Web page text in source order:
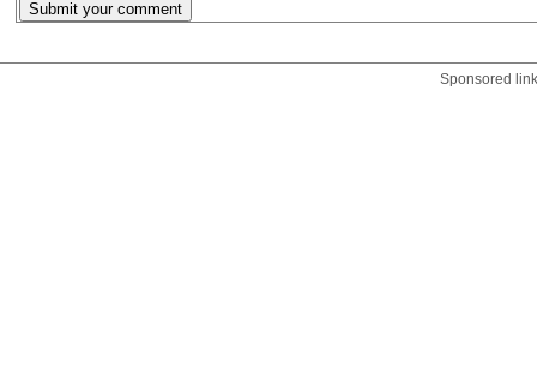
Sponsored